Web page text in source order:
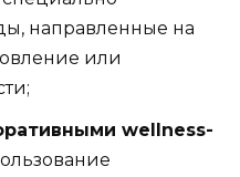
направленные на
или
wellness-